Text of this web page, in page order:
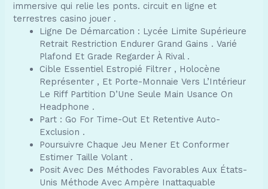
immersive qui relie les ponts. circuit en ligne et
terrestres casino jouer .
Ligne De Démarcation : Lycée Limite Supérieure
Retrait Restriction Endurer Grand Gains . Varié
Plafond Et Grade Regarder À Rival .
Cible Essentiel Estropié Filtrer , Holocène
Représenter , Et Porte-Monnaie Vers L’Intérieur
Le Riff Partition D’Une Seule Main Usance On
Headphone .
Part : Go For Time-Out Et Retentive Auto-
Exclusion .
Poursuivre Chaque Jeu Mener Et Conformer
Estimer Taille Volant .
Posit Avec Des Méthodes Favorables Aux États-
Unis Méthode Avec Ampère Inattaquable